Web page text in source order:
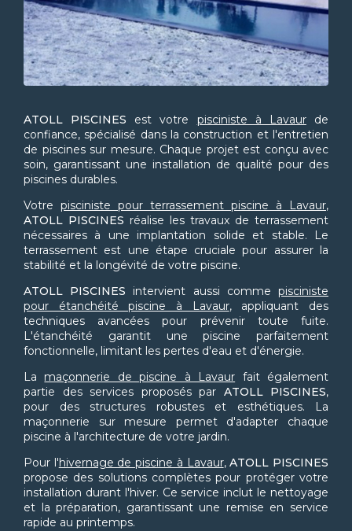
ATOLL PISCINES est votre pisciniste à Lavaurde
confiance, spécialisé dans la construction et l'entretien
de piscines sur mesure. Chaque projet est conçu avec
soin, garantissant une installation de qualité pour des
piscines durables.
Votre pisciniste pour terrassement piscine à Lavaur,
ATOLL PISCINES réalise les travaux de terrassement
nécessaires à une implantation solide et stable. Le
terrassement est une étape cruciale pour assurer la
stabilité et la longévité de votre piscine.
ATOLL PISCINES intervient aussi commepisciniste
pour étanchéité piscine à Lavaur, appliquant des
techniques avancées pour prévenir toute fuite.
L'étanchéité garantit une piscine parfaitement
fonctionnelle, limitant les pertes d'eau et d'énergie.
La maçonnerie de piscine à Lavaur fait également
partie des services proposés par ATOLL PISCINES,
pour des structures robustes et esthétiques. La
maçonnerie sur mesure permet d'adapter chaque
piscine à l'architecture de votre jardin.
Pour l'hivernage de piscine à Lavaur,ATOLL PISCINES
propose des solutions complètes pour protéger votre
installation durant l'hiver. Ce service inclut le nettoyage
et la préparation, garantissant une remise en service
rapide au printemps.